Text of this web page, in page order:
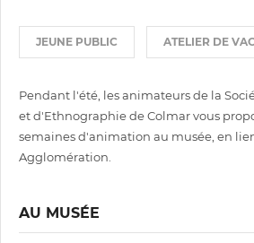
JEUNE PUBLIC ATELIER DE
Pendant l'été, les animateurs de la
et d'Ethnographie de Colmar vous
semaines d'animation au musée, en
Agglomération.
AU MUSÉE